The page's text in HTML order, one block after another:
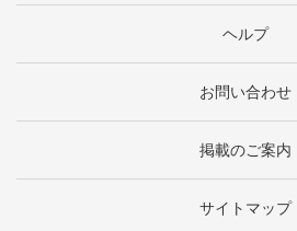
ヘルプ
お問い合わせ
掲載のご案内
サイトマップ